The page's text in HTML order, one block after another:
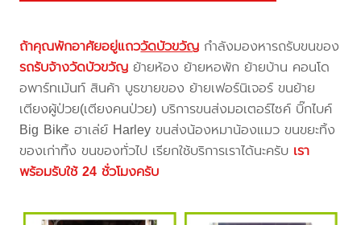
ถ้าคุณพักอาศัยอยู่แถววัดบัวขวัญ กำลังมองหารถรับขนของ
รถรับจ้างวัดบัวขวัญ ย้ายห้อง ย้ายหอพัก ย้ายบ้าน คอนโด
อพาร์ทเม้นท์ สินค้า บูธขายของ ย้ายเฟอร์นิเจอร์ ขนย้าย
เตียงผู้ป่วย(เตียงคนป่วย) บริการขนส่งมอเตอร์ไซค์ บิ๊กไบค์
Big Bike ฮาเล่ย์ Harley ขนส่งน้องหมาน้องแมว ขนขยะทิ้ง
ของเก่าทิ้ง ขนของทั่วไป เรียกใช้บริการเราได้นะครับ เรา
พร้อมรับใช้ 24 ชั่วโมงครับ